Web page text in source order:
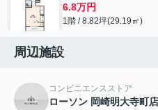
6.8万円
1階 / 8.82坪(29.19㎡)
周辺施設
コンビニエンスストア
ローソン 岡崎明大寺町店